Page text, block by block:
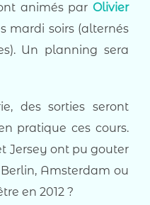
animés par Olivier
mardi soirs (alternés
Un planning sera
des sorties seront
pratique ces cours.
Jersey ont pu gouter
Berlin, Amsterdam ou
en 2012 ?